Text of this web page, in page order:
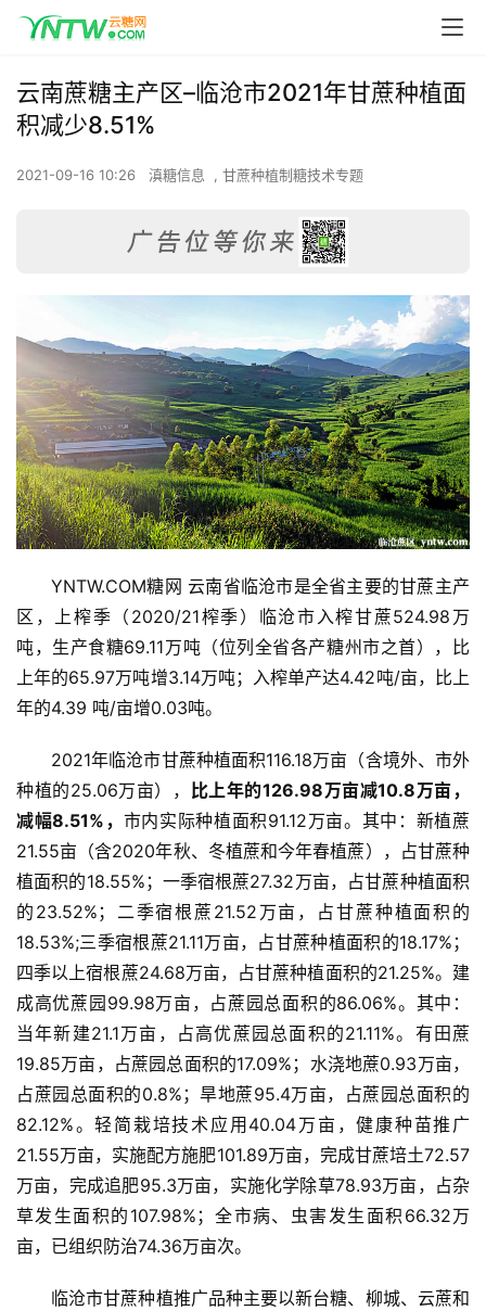
首
云
云南蔗糖主产区–临沧市2021年甘蔗种植面
积减少8.51%
2021-09-16 10:26 滇糖信息 , 甘蔗种植制糖技术专题
YNTW.COM糖网 云南省临沧市是全省主要的甘蔗主产
区，上榨季（2020/21榨季）临沧市入榨甘蔗524.98万
吨，生产食糖69.11万吨（位列全省各产糖州市之首），比
上年的65.97万吨增3.14万吨；入榨单产达4.42吨/亩，比上
年的4.39 吨/亩增0.03吨。
2021年临沧市甘蔗种植面积116.18万亩（含境外、市外
种植的25.06万亩）， 比上年的126.98万亩减10.8万亩，
减幅8.51%， 市内实际种植面积91.12万亩。其中：新植蔗
21.55亩（含2020年秋、冬植蔗和今年春植蔗），占甘蔗种
植面积的18.55%；一季宿根蔗27.32万亩，占甘蔗种植面积
的23.52%；二季宿根蔗21.52万亩，占甘蔗种植面积的
18.53%;三季宿根蔗21.11万亩，占甘蔗种植面积的18.17%；
四季以上宿根蔗24.68万亩，占甘蔗种植面积的21.25%。建
成高优蔗园99.98万亩，占蔗园总面积的86.06%。其中：
当年新建21.1万亩，占高优蔗园总面积的21.11%。有田蔗
19.85万亩，占蔗园总面积的17.09%；水浇地蔗0.93万亩，
占蔗园总面积的0.8%；旱地蔗95.4万亩，占蔗园总面积的
82.12%。轻简栽培技术应用40.04万亩，健康种苗推广
21.55万亩，实施配方施肥101.89万亩，完成甘蔗培土72.57
万亩，完成追肥95.3万亩，实施化学除草78.93万亩，占杂
草发生面积的107.98%；全市病、虫害发生面积66.32万
亩，已组织防治74.36万亩次。
临沧市甘蔗种植推广品种主要以新台糖、柳城、云蔗和